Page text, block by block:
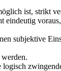
ist, strikt
eindeutig
subjektive